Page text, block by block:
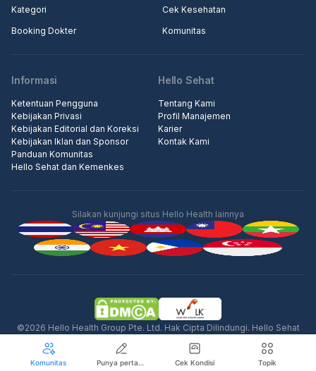
Kategori
Cek Kesehatan
Booking Dokter
Komunitas
Informasi
Ketentuan Pengguna
Kebijakan Privasi
Kebijakan Editorial dan Koreksi
Kebijakan Iklan dan Sponsor
Panduan Komunitas
Hello Sehat dan Kemenkes
Hello Sehat
Tentang Kami
Profil Manajemen
Karier
Kontak Kami
Silakan kunjungi situs Hello Health lainnya
©2026 Hello Health Group Pte. Ltd. Hak Cipta Dilindungi. Hello Sehat
tidak menawarkan saran medis, diagnosis, atau perawatan.
Komunitas Punya pertanyaan seputar kesehatan? Cek Kondisi Topik